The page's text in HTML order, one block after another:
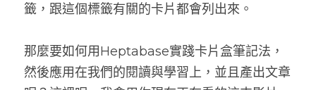
籤，跟這個標籤有關的卡片都會列出來。
那麼要如何用Heptabase實踐卡片盒筆記法，
然後應用在我們的閱讀與學習上，並且產出文章